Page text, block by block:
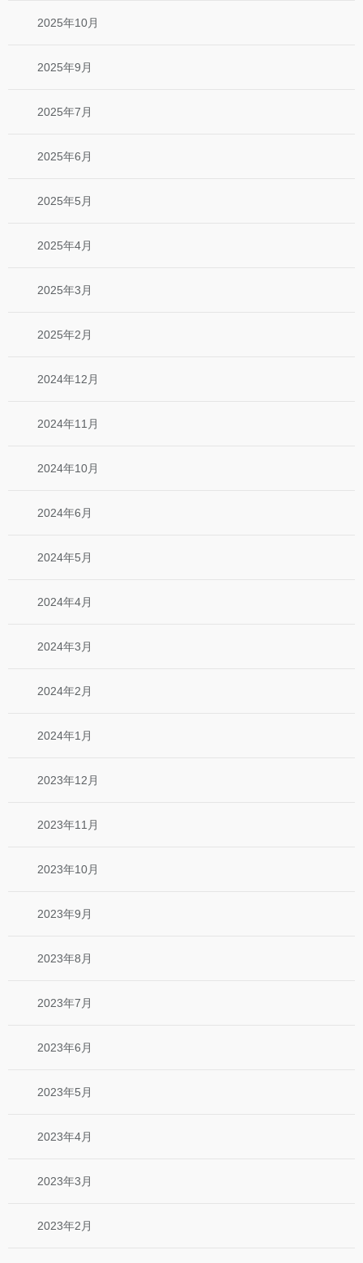
2025年10月
2025年9月
2025年7月
2025年6月
2025年5月
2025年4月
2025年3月
2025年2月
2024年12月
2024年11月
2024年10月
2024年6月
2024年5月
2024年4月
2024年3月
2024年2月
2024年1月
2023年12月
2023年11月
2023年10月
2023年9月
2023年8月
2023年7月
2023年6月
2023年5月
2023年4月
2023年3月
2023年2月